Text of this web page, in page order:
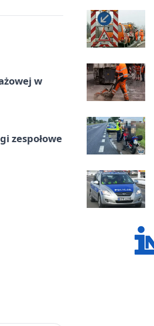
w
zespołowe